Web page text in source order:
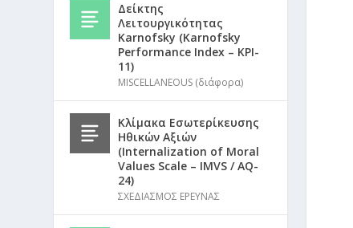
Δείκτης
Λειτουργικότητας
Karnofsky (Karnofsky
Performance Index – KPI-
11)
MISCELLANEOUS (διάφορα)
Κλίμακα Εσωτερίκευσης
Ηθικών Αξιών
(Internalization of Moral
Values Scale – IMVS / AQ-
24)
ΣΧΕΔΙΑΣΜΟΣ ΕΡΕΥΝΑΣ